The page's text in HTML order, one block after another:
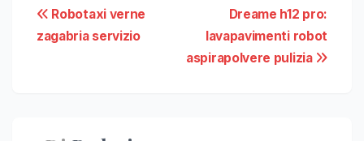
Navigazione
articoli
Dreame h12 pro:
lavapavimenti robot
aspirapolvere pulizia
Robotaxi verne
zagabria servizio